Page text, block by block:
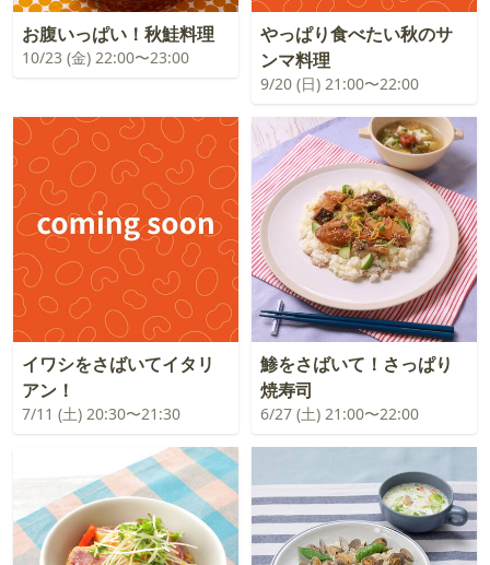
お腹いっぱい！秋鮭料理
10/23 (金) 22:00〜23:00
やっぱり食べたい秋のサ
ンマ料理
9/20 (日) 21:00〜22:00
イワシをさばいてイタリ
アン！
7/11 (土) 20:30〜21:30
鯵をさばいて！さっぱり
焼寿司
6/27 (土) 21:00〜22:00